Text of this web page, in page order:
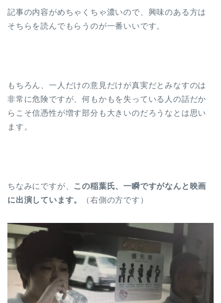
記事の内容がめちゃくちゃ濃いので、興味のある方は
そちらを読んでもらうのが一番いいです。
もちろん、一人だけの意見だけが真実だとみなすのは
非常に危険ですが、何もかもを失っている人の話だか
らこそ信憑性が増す部分も大きいのだろうなとは思い
ます。
ちなみにですが、 この稲葉氏、一瞬ですがなんと映画
に出演しています。
（右側の方です）